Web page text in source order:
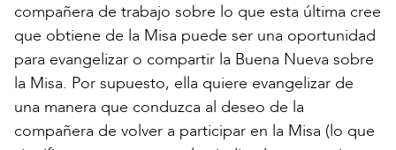
compañera de trabajo sobre lo que esta última cree
que obtiene de la Misa puede ser una oportunidad
para evangelizar o compartir la Buena Nueva sobre
la Misa. Por supuesto, ella quiere evangelizar de
una manera que conduzca al deseo de la
compañera de volver a participar en la Misa (lo que